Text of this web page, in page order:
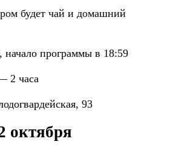
будет чай и домашний
начало программы в 18:59
2 часа
93
октября